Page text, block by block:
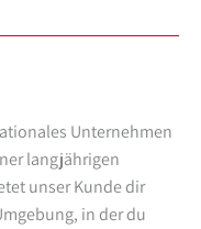
Unternehmen
langjährigen
unser Kunde dir
in der du